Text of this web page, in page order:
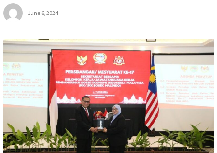
June 6, 2024